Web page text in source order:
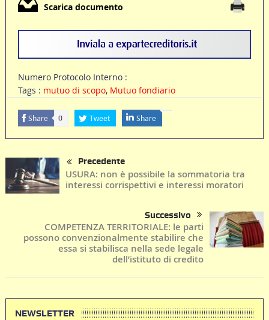
Scarica documento
Numero Protocolo Interno :
Tags : mutuo di scopo, Mutuo fondiario
Share 0 Tweet Share
Precedente
USURA: non è possibile la sommatoria tra
interessi corrispettivi e interessi moratori
Successivo
COMPETENZA TERRITORIALE: le parti
possono convenzionalmente stabilire che
essa si stabilisca nella sede legale
dell’istituto di credito
NEWSLETTER